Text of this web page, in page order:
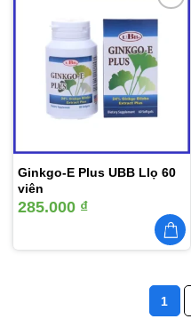
Thêm
Ginkgo-E Plus UBB Llọ 60
viên
285.000 ₫
1